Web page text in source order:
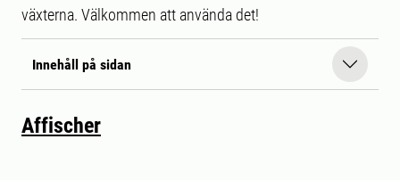
växterna. Välkommen att använda det!
Innehåll på sidan
Affischer